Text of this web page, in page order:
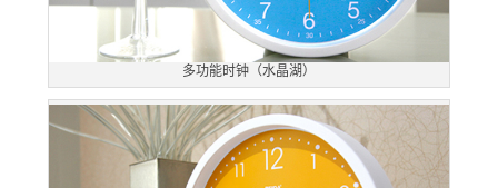
多功能时钟（水晶湖）